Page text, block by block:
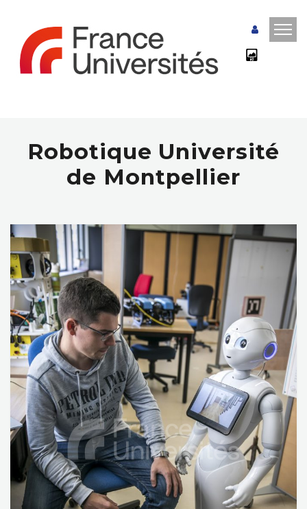
Robotique Université
de Montpellier